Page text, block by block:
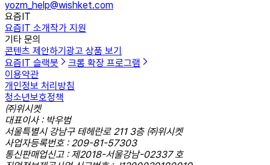
yozm_help@wishket.com
요즘IT
요즘IT 소개작가 지원
기타 문의
콘텐츠 제안하기 광고 상품 보기
요즘IT 슬랙봇
크롬 확장 프로그램
이용약관
개인정보 처리방침
청소년보호정책
㈜위시켓
대표이사 : 박우범
서울특별시 강남구 테헤란로 211 3층 ㈜위시켓
사업자등록번호 : 209-81-57303
통신판매업신고 : 제2018-서울강남-02337 호